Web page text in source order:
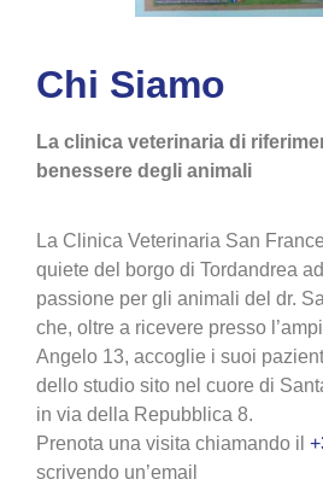
Chi Siamo
La clinica veterinaria di
benessere degli animali
La Clinica Veterinaria San
quiete del borgo di Tordandrea
passione per gli animali del dr.
che, oltre a ricevere presso
Angelo 13, accoglie i suoi
dello studio sito nel cuore di
in via della Repubblica 8.
Prenota una visita chiamando il
scrivendo un’email